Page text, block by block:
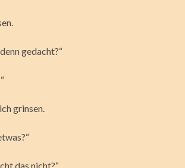
gedacht?“
grinsen.
das nicht?“